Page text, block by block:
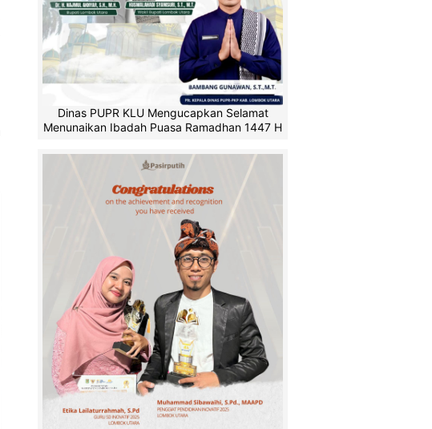
Dinas PUPR KLU Mengucapkan Selamat
Menunaikan Ibadah Puasa Ramadhan 1447 H